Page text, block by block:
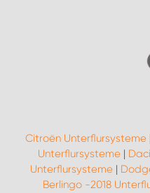
Citroën Unterflursysteme
Unterflursysteme|
Unterflursysteme |
Berlingo -2018